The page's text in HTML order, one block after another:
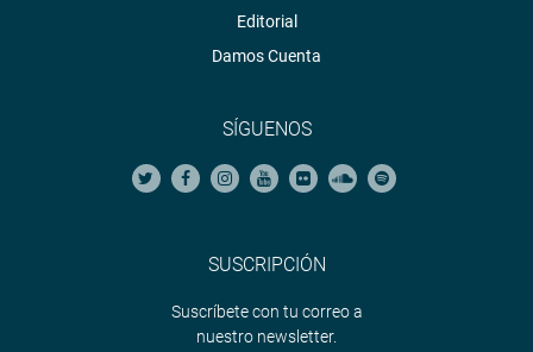
Editorial
Damos Cuenta
SÍGUENOS
SUSCRIPCIÓN
Suscríbete con tu correo a
nuestro newsletter.